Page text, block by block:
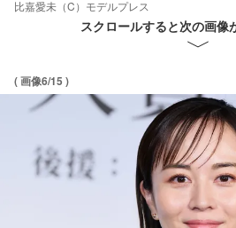
比嘉愛未（C）モデルプレス
スクロールすると次の画像
( 画像6/15 )